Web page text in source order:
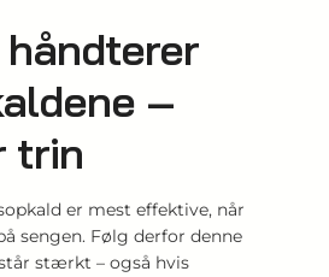
håndterer
–
trin
er mest effektive, når
sengen. Følg derfor denne
stærkt – også hvis